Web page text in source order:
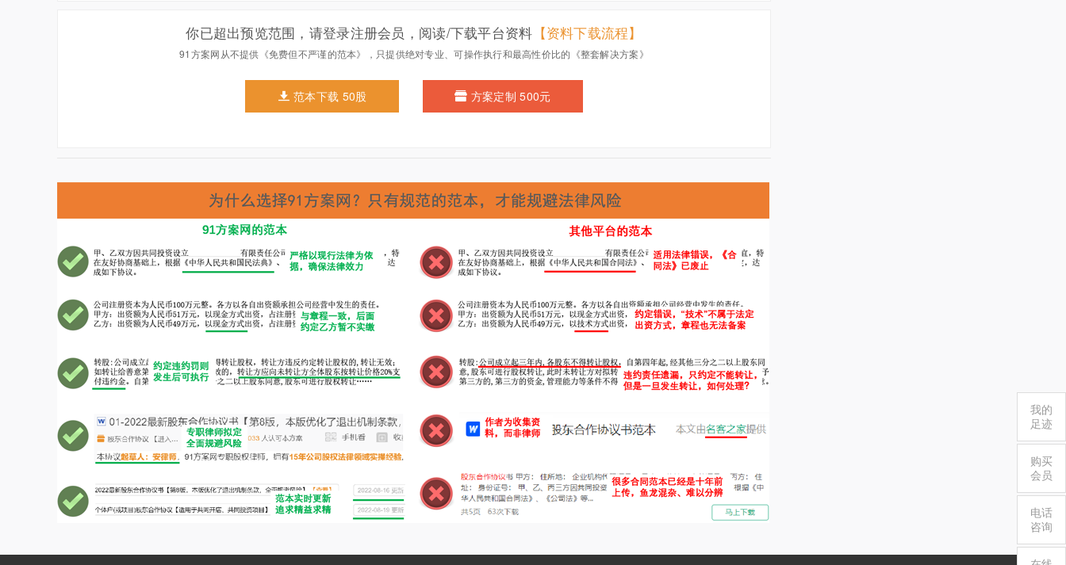
我的
足迹
购买
会员
电话
咨询
你已超出预览范围，请登录注册会员，阅读/下载平台资料 【资料下载流程】
91方案网从不提供《免费但不严谨的范本》，只提供绝对专业、可操作执行和最高性价比的《整套解决方案》
范本下载 50股 方案定制 500元